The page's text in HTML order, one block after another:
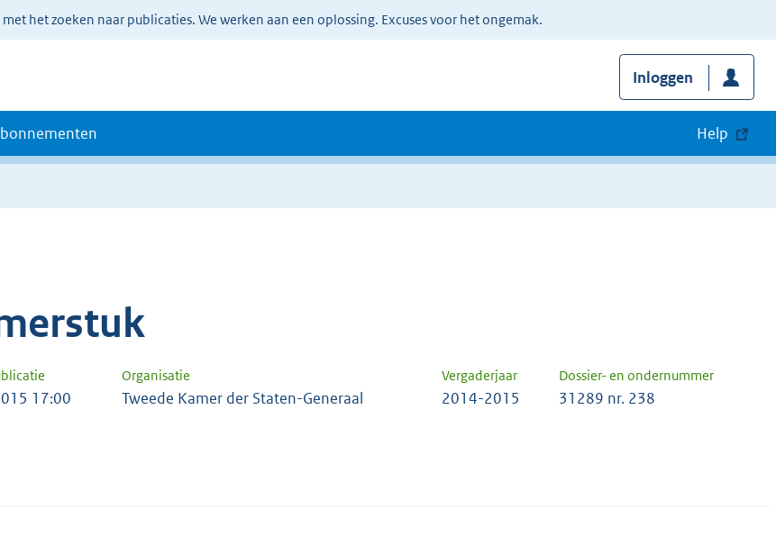
het zoeken naar publicaties. We werken aan een oplossing. Excuses voor het ongemak.
Inloggen
Help
Organisatie Vergaderjaar Dossier- en ondernummer
17:00 Tweede Kamer der Staten-Generaal 2014-2015 31289 nr. 238